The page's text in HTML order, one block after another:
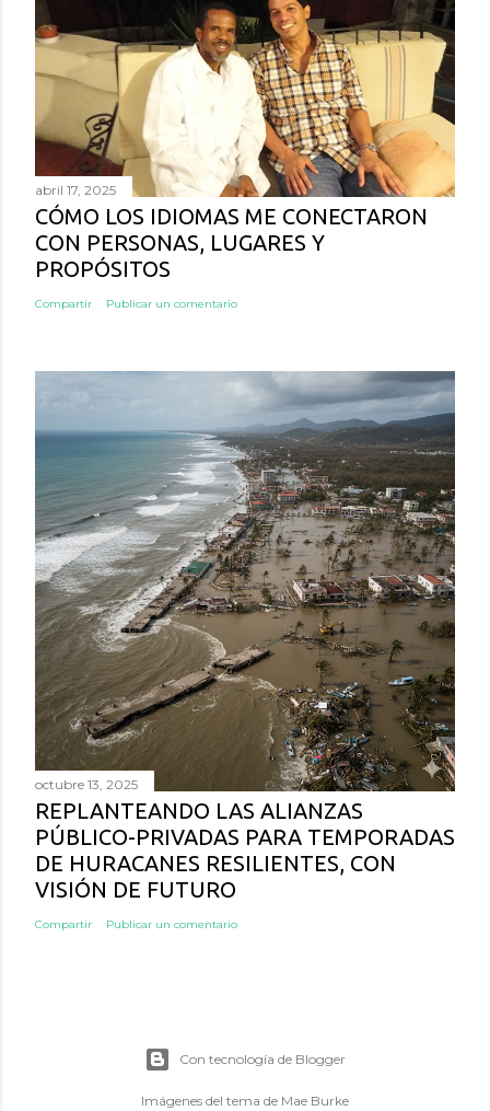
abril 17, 2025
CÓMO LOS IDIOMAS ME CONECTARON
CON PERSONAS, LUGARES Y
PROPÓSITOS
Compartir Publicar un comentario
octubre 13, 2025
REPLANTEANDO LAS ALIANZAS
PÚBLICO-PRIVADAS PARA TEMPORADAS
DE HURACANES RESILIENTES, CON
VISIÓN DE FUTURO
Compartir Publicar un comentario
Con tecnología de Blogger
Imágenes del tema de Mae Burke